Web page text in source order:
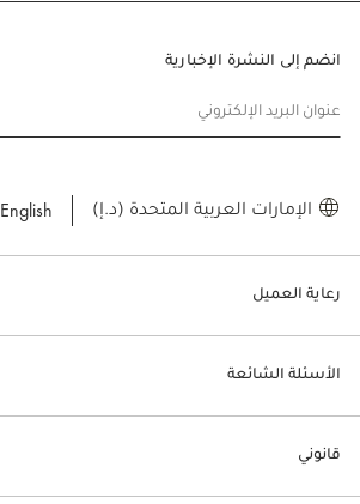
رعاية العميل
الأسئلة الشائعة
قانوني
انضم إلى النشرة الإخبارية
عنوان البريد الإلكتروني
الإمارات العربية المتحدة (د.إ) English